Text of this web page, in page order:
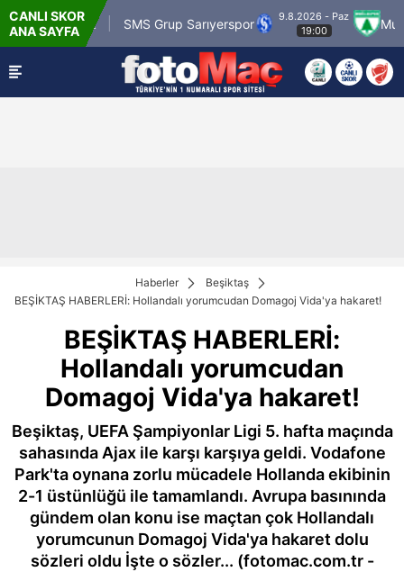
CANLI SKOR
ANA SAYFA
SMS Grup Sarıyerspor
9.8.2026 - Paz
19:00
Haberler
Beşiktaş
BEŞİKTAŞ HABERLERİ: Hollandalı yorumcudan Domagoj Vida'ya hakaret!
BEŞİKTAŞ HABERLERİ:
Hollandalı yorumcudan
Domagoj Vida'ya hakaret!
Beşiktaş, UEFA Şampiyonlar Ligi 5. hafta maçında
sahasında Ajax ile karşı karşıya geldi. Vodafone
Park'ta oynana zorlu mücadele Hollanda ekibinin
2-1 üstünlüğü ile tamamlandı. Avrupa basınında
gündem olan konu ise maçtan çok Hollandalı
yorumcunun Domagoj Vida'ya hakaret dolu
sözleri oldu İşte o sözler... (fotomac.com.tr -